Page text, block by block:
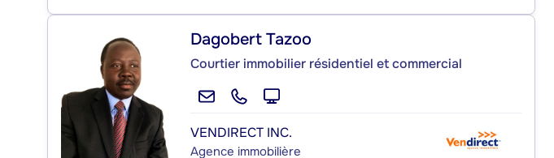
Dagobert Tazoo
Courtier immobilier résidentiel et commercial
VENDIRECT INC.
Agence immobilière